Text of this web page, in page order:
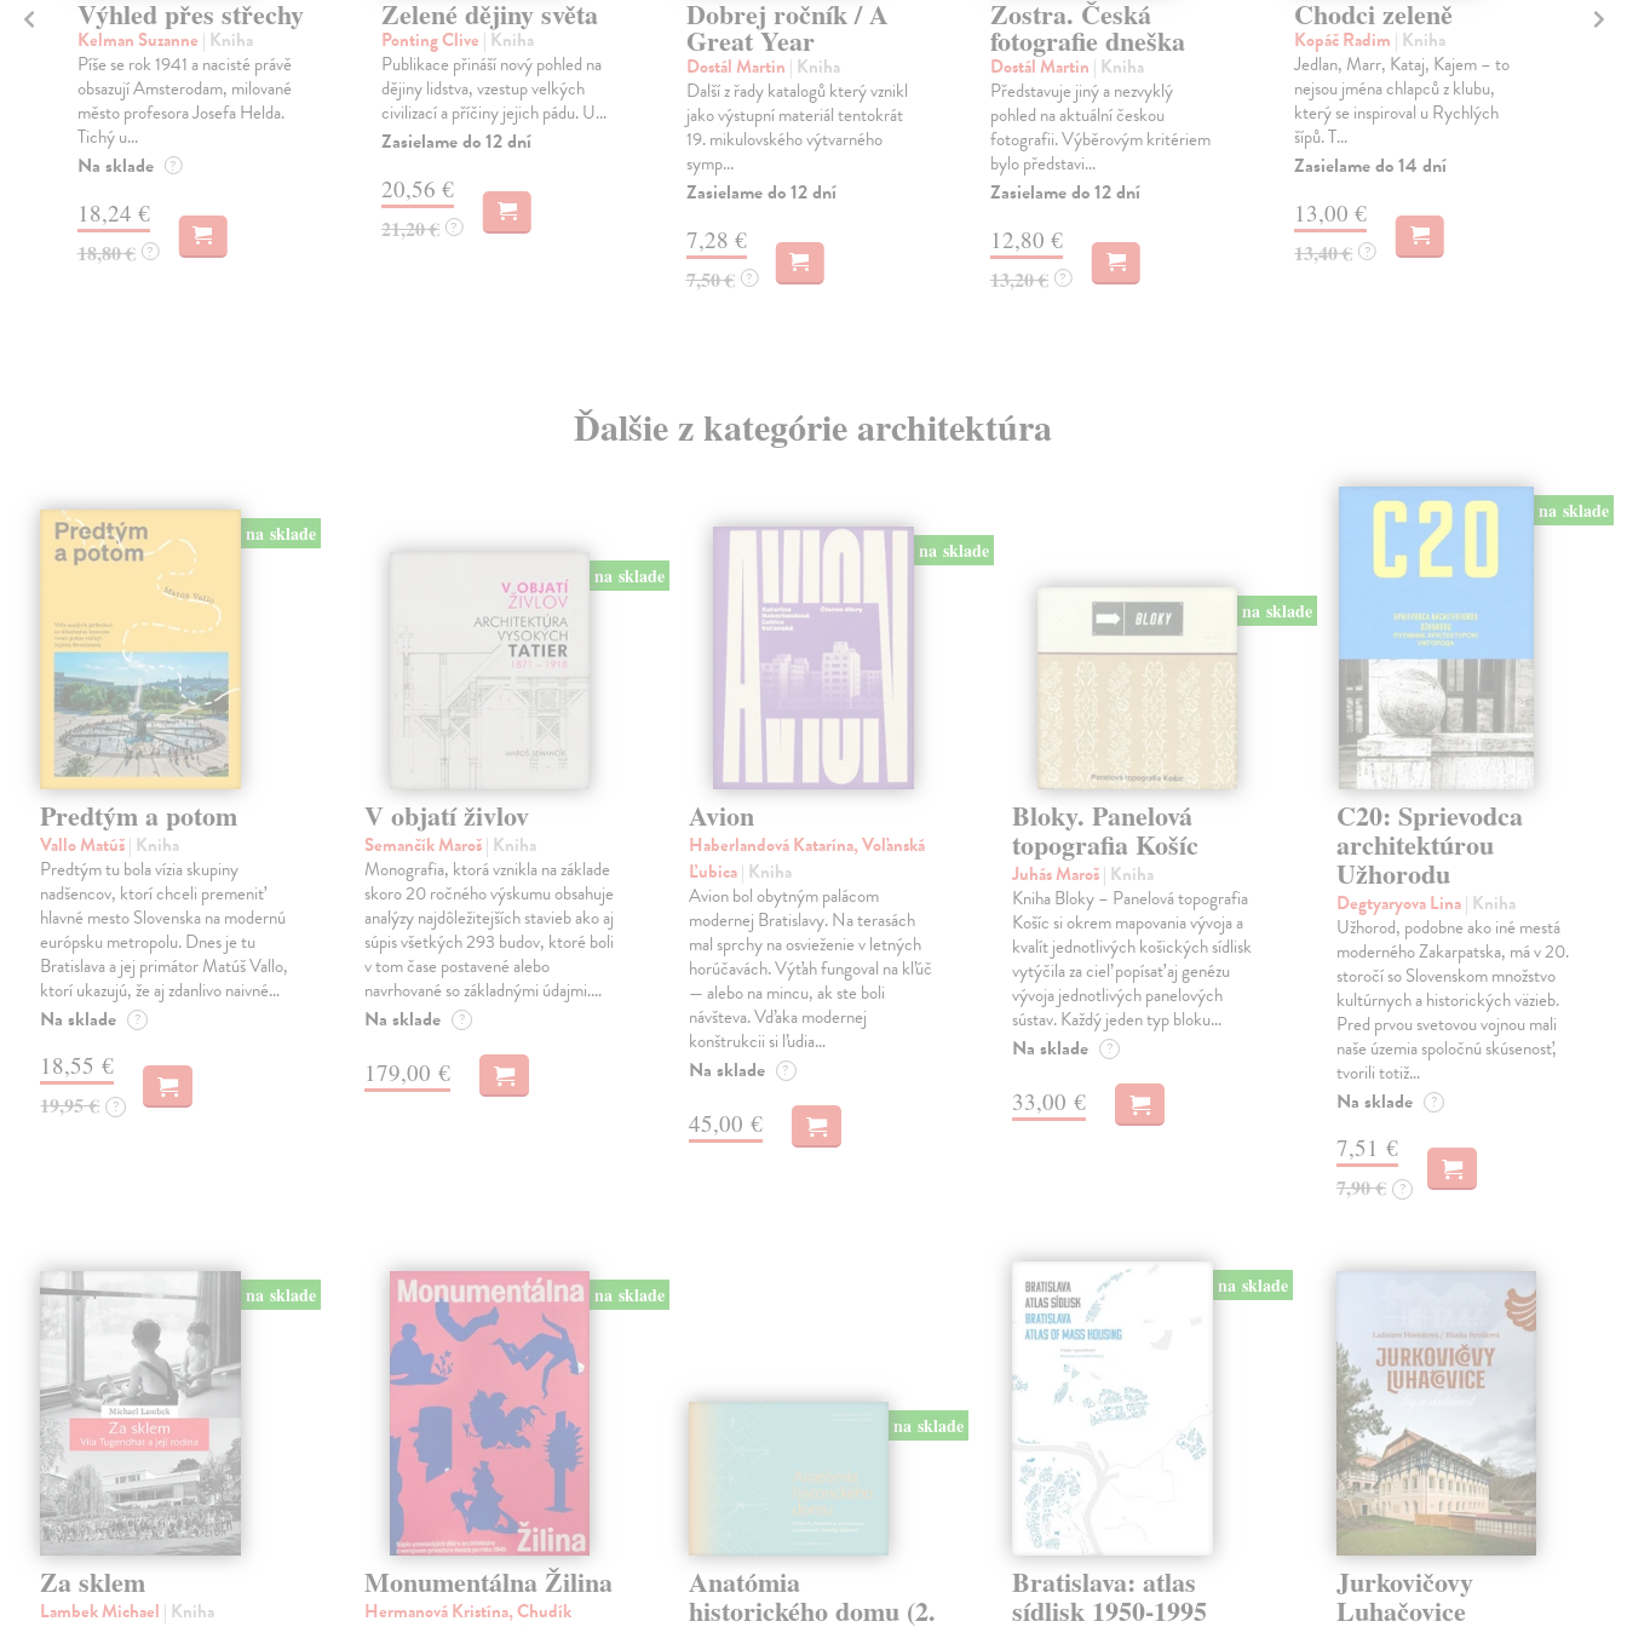
Výhled přes střechy
Kelman Suzanne | Kniha
Píše se rok 1941 a nacisté právě
obsazují Amsterodam, milované
město profesora Josefa Helda.
Tichý u...
Na sklade ?
18,24 €
18,80 € ?
Zelené dějiny světa
Ponting Clive | Kniha
Publikace přináší nový pohled na
dějiny lidstva, vzestup velkých
civilizací a příčiny jejich pádu. U...
Zasielame do 12 dní
20,56 €
21,20 € ?
Dobrej ročník / A
Great Year
Dostál Martin | Kniha
Další z řady katalogů který vznikl
jako výstupní materiál tentokrát
19. mikulovského výtvarného
symp...
Zasielame do 12 dní
7,28 €
7,50 € ?
Zostra. Česká
fotografie dneška
Dostál Martin | Kniha
Představuje jiný a nezvyklý
pohled na aktuální českou
fotografii. Výběrovým kritériem
bylo představi...
Zasielame do 12 dní
12,80 €
13,20 € ?
Chodci zeleně
Kopáč Radim | Kniha
Jedlan, Marr, Kataj, Kajem – to
nejsou jména chlapců z klubu,
který se inspiroval u Rychlých
šípů. T...
Zasielame do 14 dní
13,00 €
13,40 € ?
Ďalšie z kategórie architektúra
na sklade
Predtým a potom
Vallo Matúš| Kniha
Predtým tu bola vízia skupiny
nadšencov, ktorí chceli premeniť
hlavné mesto Slovenska na modernú
európsku metropolu. Dnes je tu
Bratislava a jej primátor Matúš Vallo,
ktorí ukazujú, že aj zdanlivo naivné…
Na sklade ?
18,55 €
19,95 € ?
na sklade
V objatí živlov
Semančík Maroš| Kniha
Monografia, ktorá vznikla na základe
skoro 20 ročného výskumu obsahuje
analýzy najdôležitejších stavieb ako aj
súpis všetkých 293 budov, ktoré boli
v tom čase postavené alebo
navrhované so základnými údajmi.…
Na sklade ?
179,00 €
na sklade
Avion
Haberlandová Katarína, Voľanská
Ľubica| Kniha
Avion bol obytným palácom
modernej Bratislavy. Na terasách
mal sprchy na osvieženie v letných
horúčavách. Výťah fungoval na kľúč
— alebo na mincu, ak ste boli
návšteva. Vďaka modernej
konštrukcii si ľudia…
Na sklade ?
45,00 €
na sklade
Bloky. Panelová
topografia Košíc
Juhás Maroš| Kniha
Kniha Bloky – Panelová topografia
Košíc si okrem mapovania vývoja a
kvalít jednotlivých košických sídlisk
vytýčila za cieľ popísať aj genézu
vývoja jednotlivých panelových
sústav. Každý jeden typ bloku…
Na sklade ?
33,00 €
na sklade
C20: Sprievodca
architektúrou
Užhorodu
Degtyaryova Lina| Kniha
Užhorod, podobne ako iné mestá
moderného Zakarpatska, má v 20.
storočí so Slovenskom množstvo
kultúrnych a historických väzieb.
Pred prvou svetovou vojnou mali
naše územia spoločnú skúsenosť,
tvorili totiž…
Na sklade ?
7,51 €
7,90 € ?
na sklade
Za sklem
Lambek Michael | Kniha
na sklade
Monumentálna Žilina
Hermanová Kristína, Chudík
na sklade
Anatómia
historického domu (2.
na sklade
Bratislava: atlas
sídlisk 1950-1995
Jurkovičovy
Luhačovice